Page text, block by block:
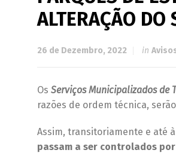
ALTERAÇÃO DO
26 de Dezembro, 2022 in
Os Serviços Municipalizados de
razões de ordem técnica,
Assim, transitoriamente e até
passam a ser controlados